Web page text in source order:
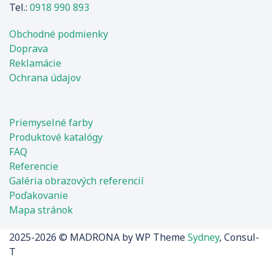
Tel.: 0918 990 893
Obchodné podmienky
Doprava
Reklamácie
Ochrana údajov
Priemyselné farby
Produktové katalógy
FAQ
Referencie
Galéria obrazových referencií
Poďakovanie
Mapa stránok
2025-2026 © MADRONA by WP ThemeSydney, Consul-
T